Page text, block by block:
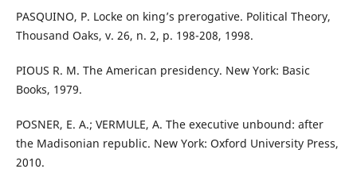
PASQUINO, P. Locke on king’s prerogative. Political Theory,
Thousand Oaks, v. 26, n. 2, p. 198-208, 1998.
PIOUS R. M. The American presidency. New York: Basic
Books, 1979.
POSNER, E. A.; VERMULE, A. The executive unbound: after
the Madisonian republic. New York: Oxford University Press,
2010.